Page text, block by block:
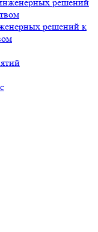
решений к